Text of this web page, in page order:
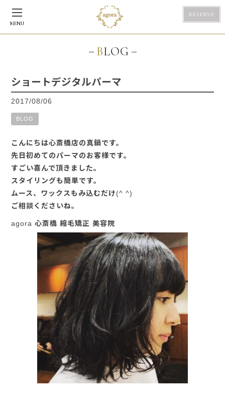
MENU
RESERVE
BLOG
ショートデジタルパーマ
2017/08/06
BLOG
こんにちは心斎橋店の真鍋です。
先日初めてのパーマのお客様です。
すごい喜んで頂きました。
スタイリングも簡単です。
ムース、ワックスもみ込むだけ(^ ^)
ご相談くださいね。
agora 心斎橋 縮毛矯正 美容院